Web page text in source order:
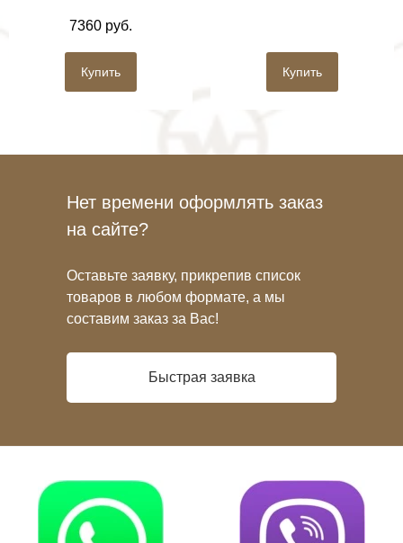
7360 руб.
Купить Купить
Нет времени оформлять заказ
на сайте?
Оставьте заявку, прикрепив список
товаров в любом формате, а мы
составим заказ за Вас!
Быстрая заявка